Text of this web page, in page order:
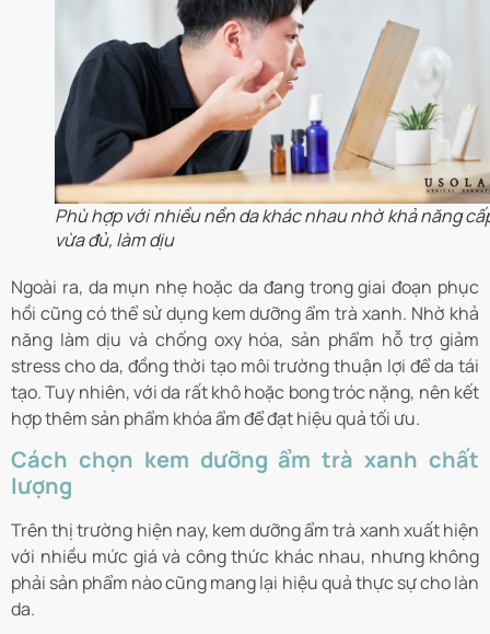
Phù hợp với nhiều nền da khác nhau nhờ khả năng
vừa đủ, làm dịu
Ngoài ra, da mụn nhẹ hoặc da đang trong giai đoạn phục
hồi cũng có thể sử dụng kem dưỡng ẩm trà xanh. Nhờ khả
năng làm dịu và chống oxy hóa, sản phẩm hỗ trợ giảm
stress cho da, đồng thời tạo môi trường thuận lợi để da tái
tạo. Tuy nhiên, với da rất khô hoặc bong tróc nặng, nên kết
hợp thêm sản phẩm khóa ẩm để đạt hiệu quả tối ưu.
Cách chọn kem dưỡng ẩm trà xanh chất
lượng
Trên thị trường hiện nay, kem dưỡng ẩm trà xanh xuất hiện
với nhiều mức giá và công thức khác nhau, nhưng không
phải sản phẩm nào cũng mang lại hiệu quả thực sự cho làn
da.